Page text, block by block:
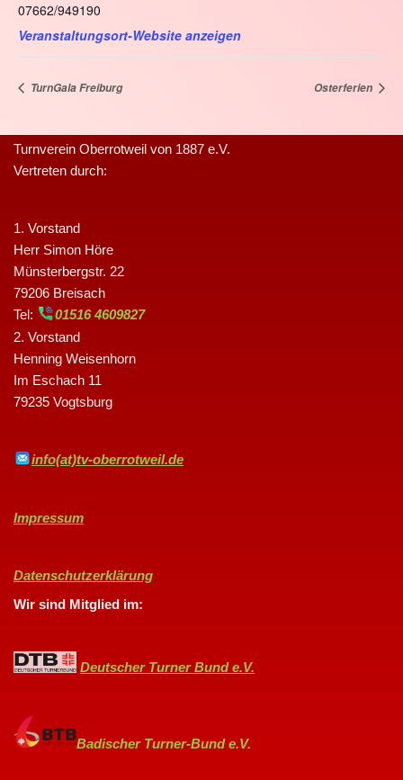
07662/949190
Veranstaltungsort-Website anzeigen
TurnGala Freiburg Osterferien
Turnverein Oberrotweil von 1887 e.V.
Vertreten durch:
1. Vorstand
Herr Simon Höre
Münsterbergstr. 22
79206 Breisach
Tel:
01516 4609827
2. Vorstand
Henning Weisenhorn
Im Eschach 11
79235 Vogtsburg
info(at)tv-oberrotweil.de
Impressum
Datenschutzerklärung
Wir sind Mitglied im:
Deutscher Turner Bund e.V.
Badischer Turner-Bund e.V.